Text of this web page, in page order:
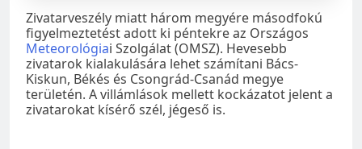
Zivatarveszély miatt három megyére másodfokú
figyelmeztetést adott ki péntekre az Országos
Meteorológiai Szolgálat (OMSZ). Hevesebb
zivatarok kialakulására lehet számítani Bács-
Kiskun, Békés és Csongrád-Csanád megye
területén. A villámlások mellett kockázatot jelent a
zivatarokat kísérő szél, jégeső is.